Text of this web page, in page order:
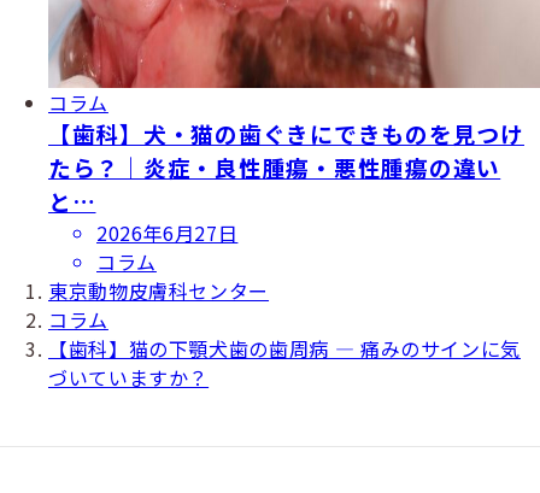
コラム
【歯科】犬・猫の歯ぐきにできものを見つけ
たら？｜炎症・良性腫瘍・悪性腫瘍の違い
と…
投
稿
日
2026年6月27日
コラム
東京動物皮膚科センター
コラム
【歯科】猫の下顎犬歯の歯周病 ― 痛みのサインに気
づいていますか？